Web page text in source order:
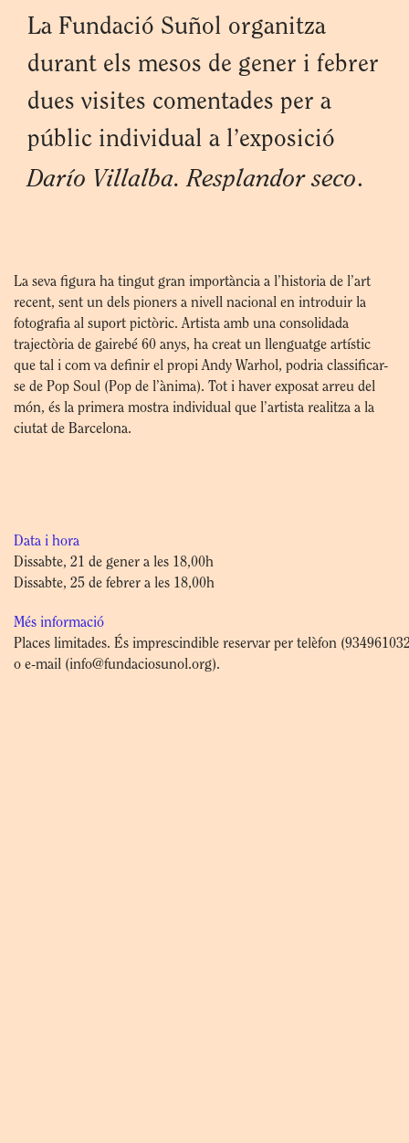
La Fundació Suñol organitza
durant els mesos de gener i febrer
dues visites comentades per a
públic individual a l’exposició
Darío Villalba. Resplandor seco.
La seva figura ha tingut gran importància a l’historia de l’art
recent, sent un dels pioners a nivell nacional en introduir la
fotografia al suport pictòric. Artista amb una consolidada
trajectòria de gairebé 60 anys, ha creat un llenguatge artístic
que tal i com va definir el propi Andy Warhol, podria classificar-
se de Pop Soul (Pop de l’ànima). Tot i haver exposat arreu del
món, és la primera mostra individual que l’artista realitza a la
ciutat de Barcelona.
Data i hora
Dissabte, 21 de gener a les 18,00h
Dissabte, 25 de febrer a les 18,00h
Més informació
Places limitades. És imprescindible reservar per telèfon
o e-mail (info@fundaciosunol.org).